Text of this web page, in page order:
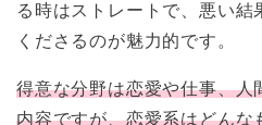
る時はストレートで、悪い結
くださるのが魅力的です。
得意な分野は恋愛や仕事、人
内容ですが、恋愛系はどんな